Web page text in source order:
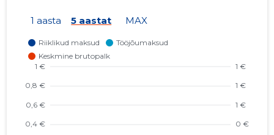
1 aasta 5 aastat MAX